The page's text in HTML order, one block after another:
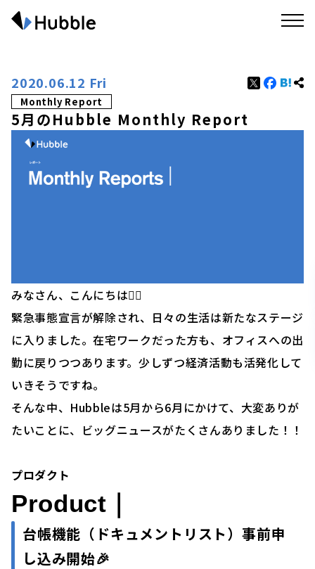
2020.06.12 Fri
Monthly Report
5月のHubble Monthly Report
みなさん、こんにちは🙋‍♂️
緊急事態宣言が解除され、日々の生活は新たなステージ
に入りました。在宅ワークだった方も、オフィスへの出
勤に戻りつつあります。少しずつ経済活動も活発化して
いきそうですね。
そんな中、Hubbleは5月から6月にかけて、大変ありが
たいことに、ビッグニュースがたくさんありました！！
プロダクト
Product｜
台帳機能（ドキュメントリスト）事前申
し込み開始🎉